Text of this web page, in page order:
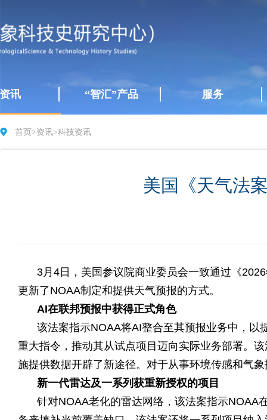
讯 “智汇”产品 服务
首页 >资讯>科技资讯
美国《天气法
3月4日，美国参议院商业委员会一致通过《
更新了NOAA制定和提供天气预报的方式。
AI在联邦预报中获得正式角色
该法案指示NOAA将AI整合至其预报业务中，
重大指令，推动其从试点项目迈向实际业务部署。
施提供数据开辟了新途径。对于从事环境传感和气
新一代雷达及一系列获重新授权的项目
针对NOAA老化的雷达网络，该法案指示NOAA